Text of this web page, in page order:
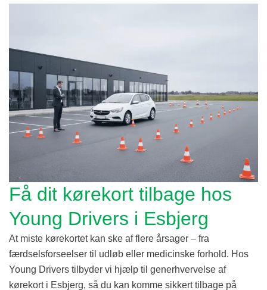
Få dit kørekort tilbage hos
Young Drivers i Esbjerg
At miste kørekortet kan ske af flere årsager – fra
færdselsforseelser til udløb eller medicinske forhold. Hos
Young Drivers tilbyder vi hjælp til generhvervelse af
kørekort i Esbjerg, så du kan komme sikkert tilbage på